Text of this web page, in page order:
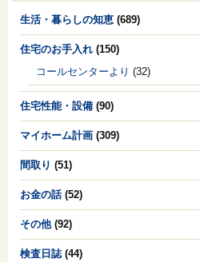
生活・暮らしの知恵 (689)
住宅のお手入れ (150)
コールセンターより (32)
住宅性能・設備 (90)
マイホーム計画 (309)
間取り (51)
お金の話(52)
その他(92)
検査日誌 (44)